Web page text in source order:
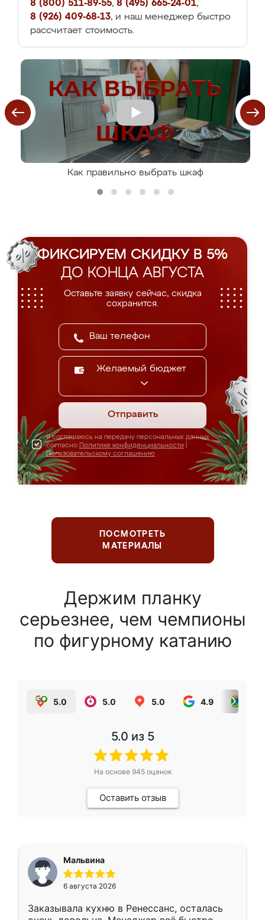
8 (800) 511-89-55, 8 (495) 665-24-01,
8 (926) 409-68-13, и наш менеджер быстро
рассчитает стоимость.
Как правильно выбрать шкаф
ФИКСИРУЕМ СКИДКУ В 5%
ДО КОНЦА АВГУСТА
Оставьте заявку сейчас, скидка
сохранится.
Желаемый бюджет
Отправить
Я соглашаюсь на передачу персональных данных
согласно Политике конфиденциальности
Пользовательскому соглашению
ПОСМОТРЕТЬ
МАТЕРИАЛЫ
Держим планку
серьезнее, чем чемпионы
по фигурному катанию
5.0 5.0 5.0 4.9
5.0 из 5
На основе 945оценок
Оставить отзыв
Мальвина
6 августа 2026
Заказывала кухню в Ренессанс, осталась